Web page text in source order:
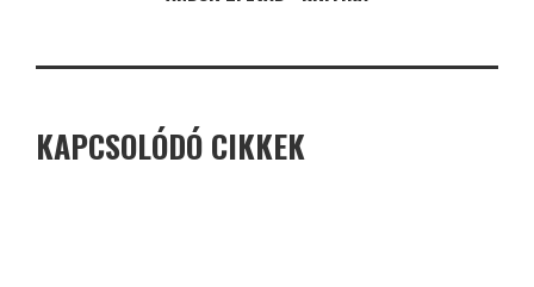
KAPCSOLÓDÓ CIKKEK